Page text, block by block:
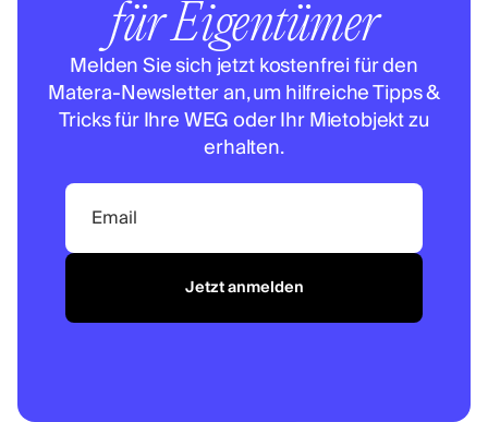
für Eigentümer
Melden Sie sich jetzt kostenfrei für den
Matera-Newsletter an, um hilfreiche Tipps &
Tricks für Ihre WEG oder Ihr Mietobjekt zu
erhalten.
Jetzt anmelden